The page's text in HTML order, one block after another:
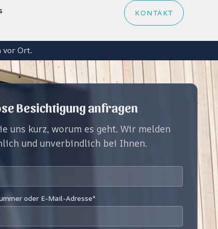
KONTAKT
Besichtigung anfragen
uns kurz, worum es geht. Wir melden
und unverbindlich bei Ihnen.
oder E-Mail-Adresse*
Ort.